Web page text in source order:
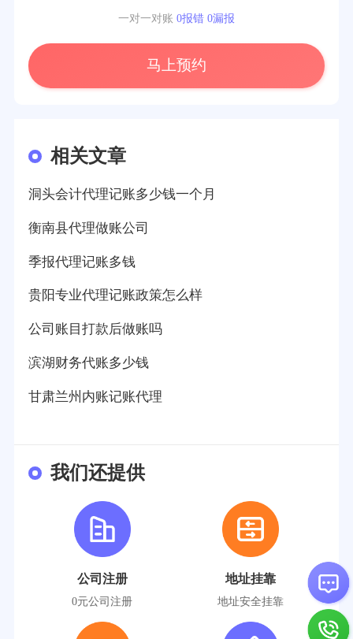
一对一对账 0报错 0漏报
马上预约
相关文章
洞头会计代理记账多少钱一个月
衡南县代理做账公司
季报代理记账多钱
贵阳专业代理记账政策怎么样
公司账目打款后做账吗
滨湖财务代账多少钱
甘肃兰州内账记账代理
我们还提供
公司注册
0元公司注册
地址挂靠
地址安全挂靠